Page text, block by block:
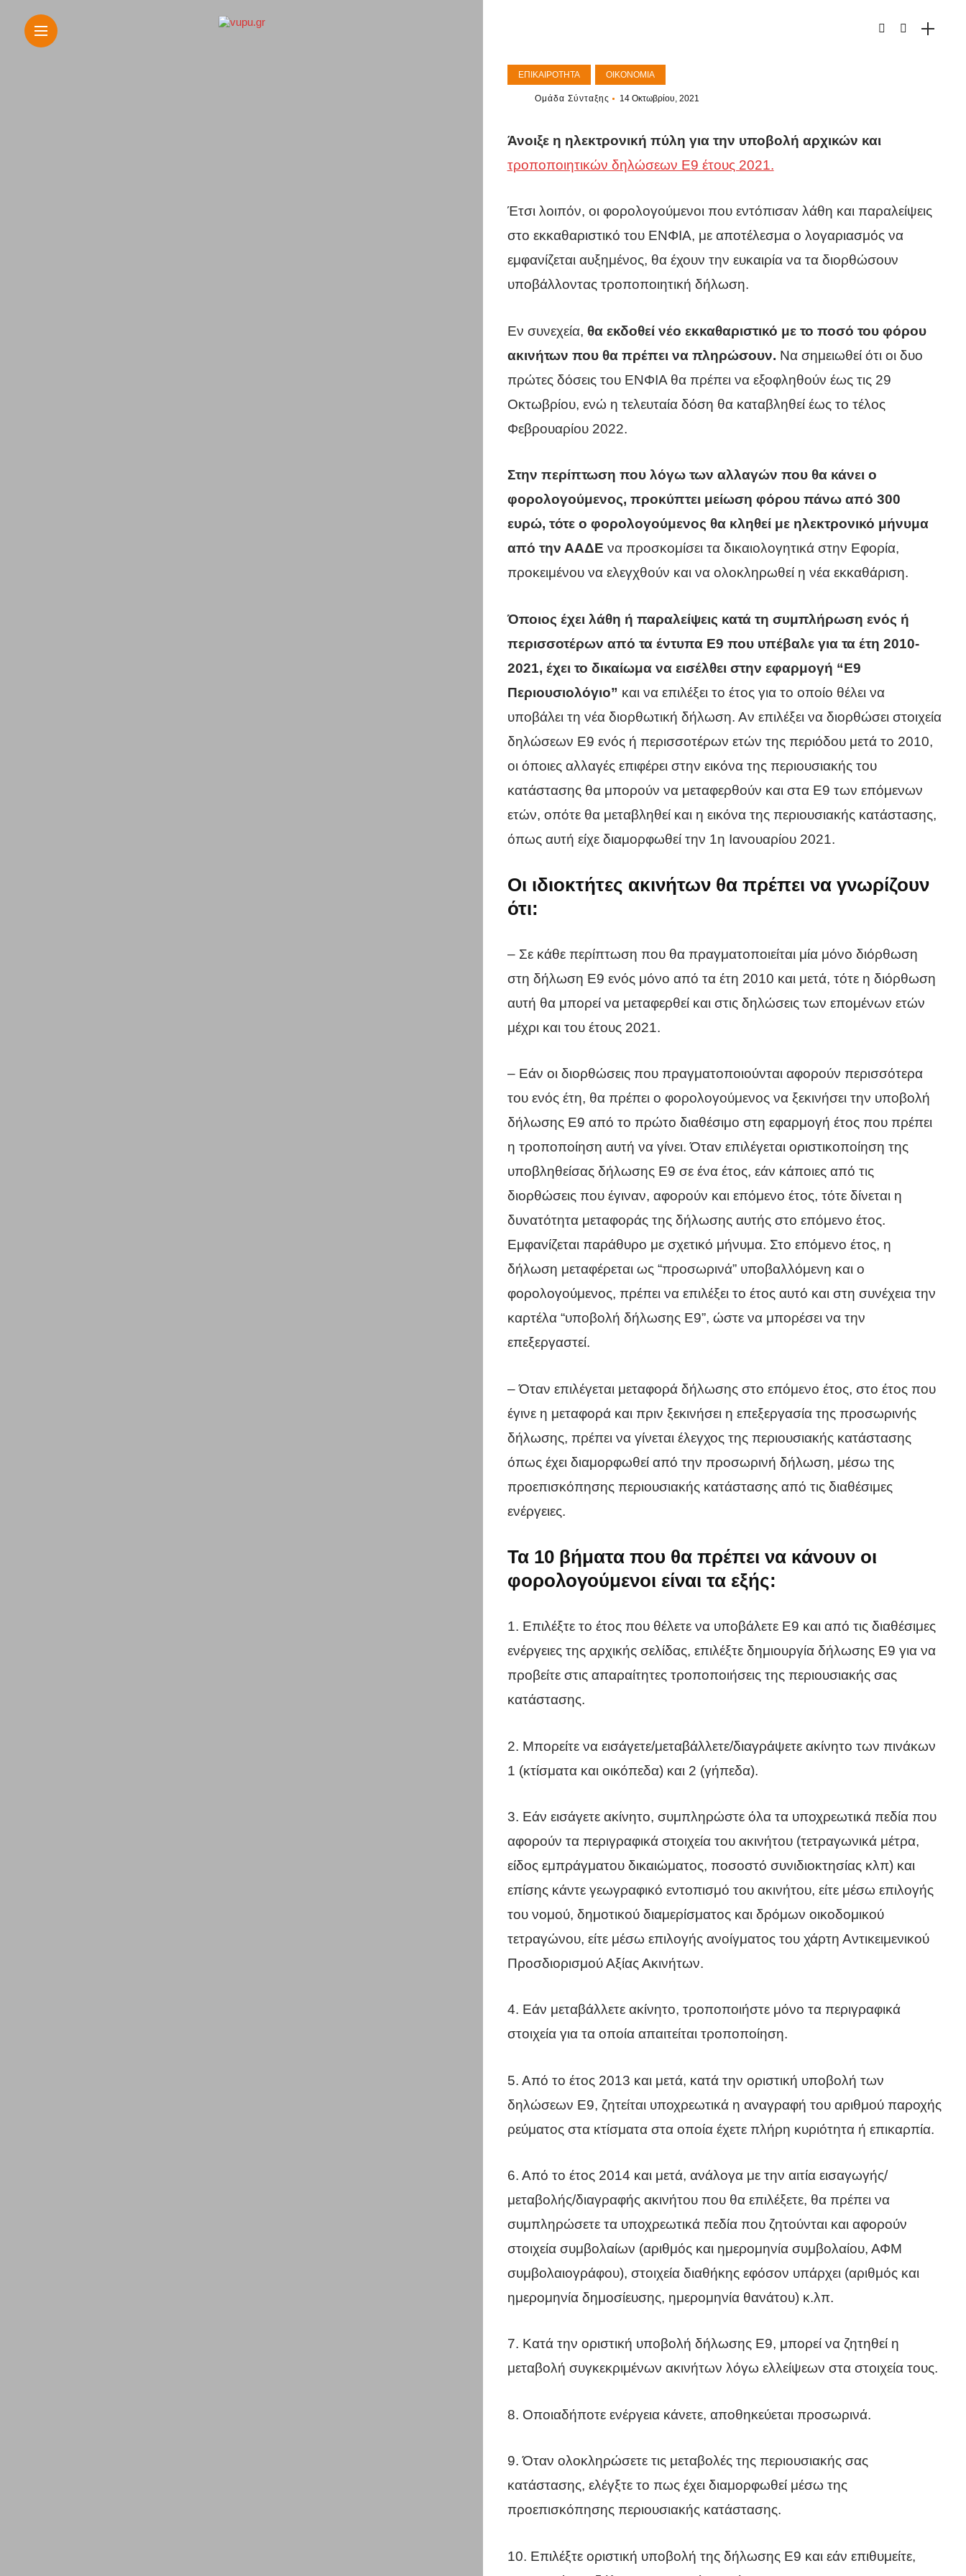
Η
πόλη
σου
Επικαιρότητα
Επιχειρήσεις
Περιφέρεια
Αττικής
Σύλλογοι
Υγεία
&
Διατροφή
Διασκέδαση
Travel
Αυτοκίνητο
Επικοινωνία
ΕΠΙΚΑΙΡΌΤΗΤΑ ΟΙΚΟΝΟΜΊΑ
Ομάδα Σύνταξης 14 Οκτωβρίου, 2021
Άνοιξε η ηλεκτρονική πύλη για την υποβολή αρχικών και
τροποποιητικών δηλώσεων Ε9 έτους 2021.
Έτσι λοιπόν, οι φορολογούμενοι που εντόπισαν λάθη και παραλείψεις
στο εκκαθαριστικό του ΕΝΦΙΑ, με αποτέλεσμα ο λογαριασμός να
εμφανίζεται αυξημένος, θα έχουν την ευκαιρία να τα διορθώσουν
υποβάλλοντας τροποποιητική δήλωση.
Εν συνεχεία, θα εκδοθεί νέο εκκαθαριστικό με το ποσό του φόρου
ακινήτων που θα πρέπει να πληρώσουν. Να σημειωθεί ότι οι δυο
πρώτες δόσεις του ΕΝΦΙΑ θα πρέπει να εξοφληθούν έως τις 29
Οκτωβρίου, ενώ η τελευταία δόση θα καταβληθεί έως το τέλος
Φεβρουαρίου 2022.
Στην περίπτωση που λόγω των αλλαγών που θα κάνει ο
φορολογούμενος, προκύπτει μείωση φόρου πάνω από 300
ευρώ, τότε ο φορολογούμενος θα κληθεί με ηλεκτρονικό μήνυμα
από την ΑΑΔΕ να προσκομίσει τα δικαιολογητικά στην Εφορία,
προκειμένου να ελεγχθούν και να ολοκληρωθεί η νέα εκκαθάριση.
Όποιος έχει λάθη ή παραλείψεις κατά τη συμπλήρωση ενός ή
περισσοτέρων από τα έντυπα Ε9 που υπέβαλε για τα έτη 2010-
2021, έχει το δικαίωμα να εισέλθει στην εφαρμογή “Ε9
Περιουσιολόγιο” και να επιλέξει το έτος για το οποίο θέλει να
υποβάλει τη νέα διορθωτική δήλωση. Αν επιλέξει να διορθώσει στοιχεία
δηλώσεων Ε9 ενός ή περισσοτέρων ετών της περιόδου μετά το 2010,
οι όποιες αλλαγές επιφέρει στην εικόνα της περιουσιακής του
κατάστασης θα μπορούν να μεταφερθούν και στα Ε9 των επόμενων
ετών, οπότε θα μεταβληθεί και η εικόνα της περιουσιακής κατάστασης,
όπως αυτή είχε διαμορφωθεί την 1η Ιανουαρίου 2021.
Οι ιδιοκτήτες ακινήτων θα πρέπει να γνωρίζουν
ότι:
– Σε κάθε περίπτωση που θα πραγματοποιείται μία μόνο διόρθωση
στη δήλωση Ε9 ενός μόνο από τα έτη 2010 και μετά, τότε η διόρθωση
αυτή θα μπορεί να μεταφερθεί και στις δηλώσεις των επομένων ετών
μέχρι και του έτους 2021.
– Εάν οι διορθώσεις που πραγματοποιούνται αφορούν περισσότερα
του ενός έτη, θα πρέπει ο φορολογούμενος να ξεκινήσει την υποβολή
δήλωσης Ε9 από το πρώτο διαθέσιμο στη εφαρμογή έτος που πρέπει
η τροποποίηση αυτή να γίνει. Όταν επιλέγεται οριστικοποίηση της
υποβληθείσας δήλωσης Ε9 σε ένα έτος, εάν κάποιες από τις
διορθώσεις που έγιναν, αφορούν και επόμενο έτος, τότε δίνεται η
δυνατότητα μεταφοράς της δήλωσης αυτής στο επόμενο έτος.
Εμφανίζεται παράθυρο με σχετικό μήνυμα. Στο επόμενο έτος, η
δήλωση μεταφέρεται ως “προσωρινά” υποβαλλόμενη και ο
φορολογούμενος, πρέπει να επιλέξει το έτος αυτό και στη συνέχεια την
καρτέλα “υποβολή δήλωσης Ε9”, ώστε να μπορέσει να την
επεξεργαστεί.
– Όταν επιλέγεται μεταφορά δήλωσης στο επόμενο έτος, στο έτος που
έγινε η μεταφορά και πριν ξεκινήσει η επεξεργασία της προσωρινής
δήλωσης, πρέπει να γίνεται έλεγχος της περιουσιακής κατάστασης
όπως έχει διαμορφωθεί από την προσωρινή δήλωση, μέσω της
προεπισκόπησης περιουσιακής κατάστασης από τις διαθέσιμες
ενέργειες.
Τα 10 βήματα που θα πρέπει να κάνουν οι
φορολογούμενοι είναι τα εξής:
1. Επιλέξτε το έτος που θέλετε να υποβάλετε Ε9 και από τις διαθέσιμες
ενέργειες της αρχικής σελίδας, επιλέξτε δημιουργία δήλωσης Ε9 για να
προβείτε στις απαραίτητες τροποποιήσεις της περιουσιακής σας
κατάστασης.
2. Μπορείτε να εισάγετε/μεταβάλλετε/διαγράψετε ακίνητο των πινάκων
1 (κτίσματα και οικόπεδα) και 2 (γήπεδα).
3. Εάν εισάγετε ακίνητο, συμπληρώστε όλα τα υποχρεωτικά πεδία που
αφορούν τα περιγραφικά στοιχεία του ακινήτου (τετραγωνικά μέτρα,
είδος εμπράγματου δικαιώματος, ποσοστό συνιδιοκτησίας κλπ) και
επίσης κάντε γεωγραφικό εντοπισμό του ακινήτου, είτε μέσω επιλογής
του νομού, δημοτικού διαμερίσματος και δρόμων οικοδομικού
τετραγώνου, είτε μέσω επιλογής ανοίγματος του χάρτη Αντικειμενικού
Προσδιορισμού Αξίας Ακινήτων.
4. Εάν μεταβάλλετε ακίνητο, τροποποιήστε μόνο τα περιγραφικά
στοιχεία για τα οποία απαιτείται τροποποίηση.
5. Από το έτος 2013 και μετά, κατά την οριστική υποβολή των
δηλώσεων Ε9, ζητείται υποχρεωτικά η αναγραφή του αριθμού παροχής
ρεύματος στα κτίσματα στα οποία έχετε πλήρη κυριότητα ή επικαρπία.
6. Από το έτος 2014 και μετά, ανάλογα με την αιτία εισαγωγής/
μεταβολής/διαγραφής ακινήτου που θα επιλέξετε, θα πρέπει να
συμπληρώσετε τα υποχρεωτικά πεδία που ζητούνται και αφορούν
στοιχεία συμβολαίων (αριθμός και ημερομηνία συμβολαίου, ΑΦΜ
συμβολαιογράφου), στοιχεία διαθήκης εφόσον υπάρχει (αριθμός και
ημερομηνία δημοσίευσης, ημερομηνία θανάτου) κ.λπ.
7. Κατά την οριστική υποβολή δήλωσης Ε9, μπορεί να ζητηθεί η
μεταβολή συγκεκριμένων ακινήτων λόγω ελλείψεων στα στοιχεία τους.
8. Οποιαδήποτε ενέργεια κάνετε, αποθηκεύεται προσωρινά.
9. Όταν ολοκληρώσετε τις μεταβολές της περιουσιακής σας
κατάστασης, ελέγξτε το πως έχει διαμορφωθεί μέσω της
προεπισκόπησης περιουσιακής κατάστασης.
10. Επιλέξτε οριστική υποβολή της δήλωσης Ε9 και εάν επιθυμείτε,